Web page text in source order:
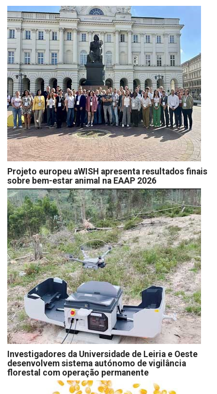
Projeto europeu aWISH apresenta resultados finais
sobre bem-estar animal na EAAP 2026
Investigadores da Universidade de Leiria e Oeste
desenvolvem sistema autónomo de vigilância
florestal com operação permanente